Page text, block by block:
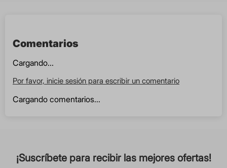
Comentarios
Cargando...
Por favor, inicie sesión para escribir un comentario
Cargando comentarios...
¡Suscríbete para recibir las mejores ofertas!